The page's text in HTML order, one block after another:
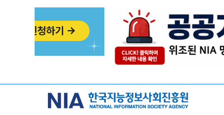
한국지능정보사회진흥원